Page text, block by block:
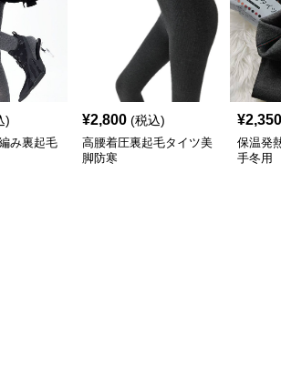
)
み裏起毛
¥2,800 (税込)
高腰着圧裏起毛タイツ美
脚防寒
¥2,350
保温発
手冬用